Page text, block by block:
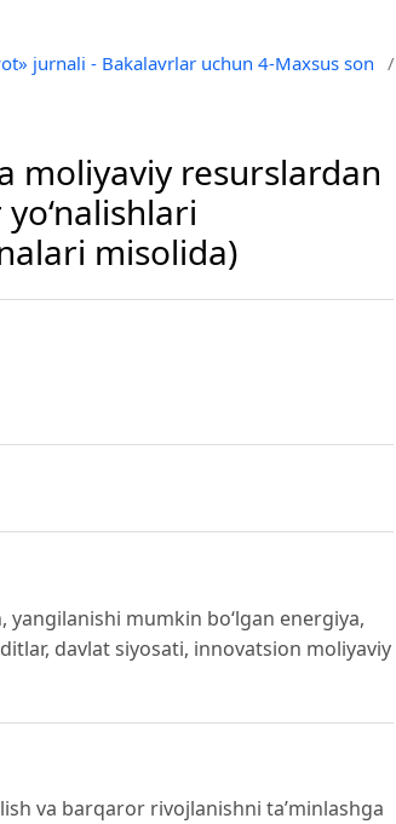
jurnali - Bakalavrlar uchun 4-Maxsus son /
moliyaviy resurslardan
misolida)
mumkin bo‘lgan energiya,
davlat siyosati, innovatsion moliyaviy
va barqaror rivojlanishni ta’minlashga